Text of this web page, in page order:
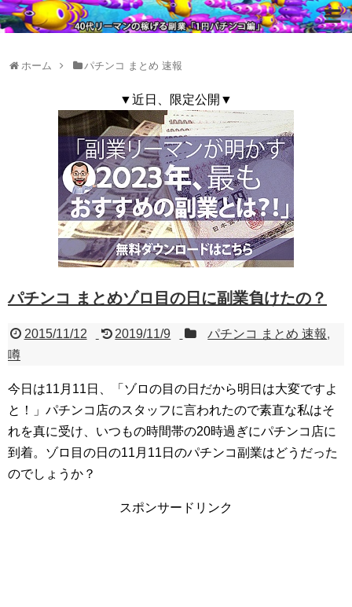
ホーム パチンコ まとめ 速報
▼近日、限定公開▼
パチンコ まとめゾロ目の日に副業負けたの？
2015/11/12 2019/11/9 パチンコ まとめ 速報,
噂
今日は11月11日、「ゾロの目の日だから明日は大変ですよ
と！」パチンコ店のスタッフに言われたので素直な私はそ
れを真に受け、いつもの時間帯の20時過ぎにパチンコ店に
到着。ゾロ目の日の11月11日のパチンコ副業はどうだった
のでしょうか？
スポンサードリンク